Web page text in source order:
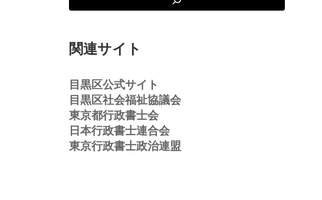
関連サイト
目黒区公式サイト
目黒区社会福祉協議会
東京都行政書士会
日本行政書士連合会
東京行政書士政治連盟